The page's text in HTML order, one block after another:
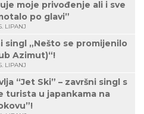
moje privođenje ali i sve
po glavi”
LIPANJ
singl „Nešto se promijenilo
Azimut)“!
LIPANJ
“Jet Ski” – završni singl s
turista u japankama na